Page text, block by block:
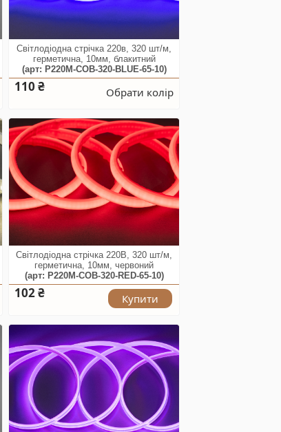
Світлодіодна стрічка 220в, 320 шт/м,
герметична, 10мм, блакитний
(арт: P220M-COB-320-BLUE-65-10)
110 ₴ Обрати колір
Світлодіодна стрічка 220В, 320 шт/м,
герметична, 10мм, червоний
(арт: P220M-COB-320-RED-65-10)
102 ₴ Купити